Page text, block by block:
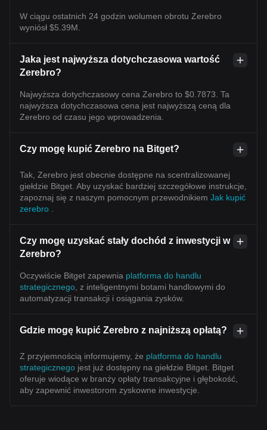
W ciągu ostatnich 24 godzin wolumen obrotu Zerebro
wyniósł $5.39M.
Jaka jest najwyższa dotychczasowa wartość
Zerebro?
Najwyższa dotychczasowy cena Zerebro to $0.7873. Ta
najwyższa dotychczasowa cena jest najwyższą ceną dla
Zerebro od czasu jego wprowadzenia.
Czy mogę kupić Zerebro na Bitget?
Tak, Zerebro jest obecnie dostępne na scentralizowanej
giełdzie Bitget. Aby uzyskać bardziej szczegółowe instrukcje,
zapoznaj się z naszym pomocnym przewodnikiem Jak kupić
zerebro
Czy mogę uzyskać stały dochód z inwestycji w
Zerebro?
Oczywiście Bitget zapewnia platforma do handlu
strategicznego , z inteligentnymi botami handlowymi do
automatyzacji transakcji i osiągania zysków.
Gdzie mogę kupić Zerebro z najniższą opłatą?
Z przyjemnością informujemy, że platforma do handlu
strategicznego jest już dostępny na giełdzie Bitget. Bitget
oferuje wiodące w branży opłaty transakcyjne i głębokość,
aby zapewnić inwestorom zyskowne inwestycje.